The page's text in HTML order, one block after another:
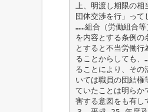
上、明渡し期限の
団体交渉を行」って
……組合（労働組合
を内容とする条例の
とすると不当労働行
ることからしても、
ることにより、その
いては職員の団結権
ていたことは明らか
害する意図をも有し